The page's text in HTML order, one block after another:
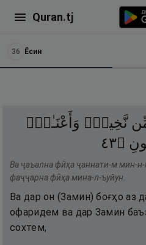
Quran.tj
36 Ёсин
نَّخِيلٍۢ وَأَعْنَـٰبٍۢ
۝٣٤
Ва ҷаъална фӣҳа ҷаннати-м мин-
фаҷҷарна фӣҳа мина-л-ъуйун.
Ва дар он (Замин) боғҳо аз
офаридем ва дар Замин
сохтем,